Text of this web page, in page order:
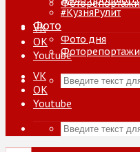
Фоторепортажи
VK
ОК
Youtube
#КузняРулит
Фото
Фото дня
Фоторепортажи
VK
ОК
Youtube